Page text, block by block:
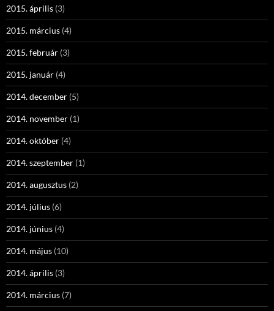
2015. április (3)
2015. március (4)
2015. február (3)
2015. január (4)
2014. december (5)
2014. november (1)
2014. október (4)
2014. szeptember (1)
2014. augusztus (2)
2014. július (6)
2014. június (4)
2014. május (10)
2014. április (3)
2014. március (7)